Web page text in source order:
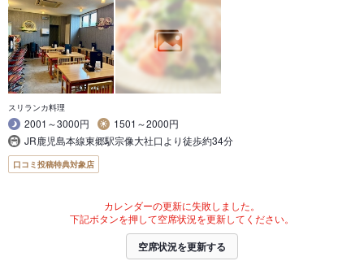
スリランカ料理
2001～3000円
1501～2000円
JR鹿児島本線東郷駅宗像大社口より徒歩約34分
口コミ投稿特典対象店
カレンダーの更新に失敗しました。
下記ボタンを押して空席状況を更新してください。
空席状況を更新する